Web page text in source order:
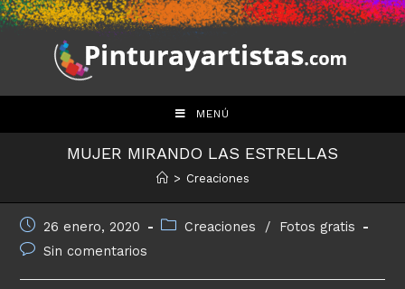
Saltar
al
contenido
MENÚ
MUJER MIRANDO LAS ESTRELLAS
> Creaciones
Publicación
de
entrada:
26 enero, 2020
Categoría
entrada:
Creaciones / Fotos gratis
Comentarios
Sin comentarios